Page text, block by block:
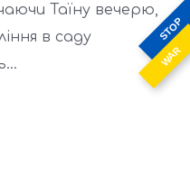
STOP
WAR
Таїну вечерю,
в саду